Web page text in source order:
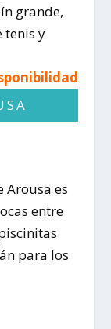
grande,
tenis y
Arousa es
entre
para los